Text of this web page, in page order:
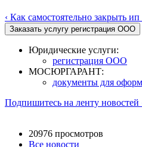
‹ Как самостоятельно закрыть
Юридические услуги:
регистрация ООО
МОСЮРГАРАНТ:
документы для
Подпишитесь на ленту
20976 просмотров
Все новости